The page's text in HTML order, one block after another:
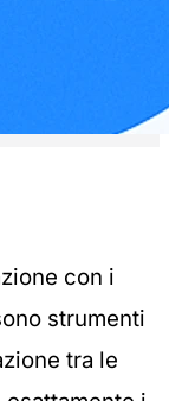
con i
strumenti
tra le